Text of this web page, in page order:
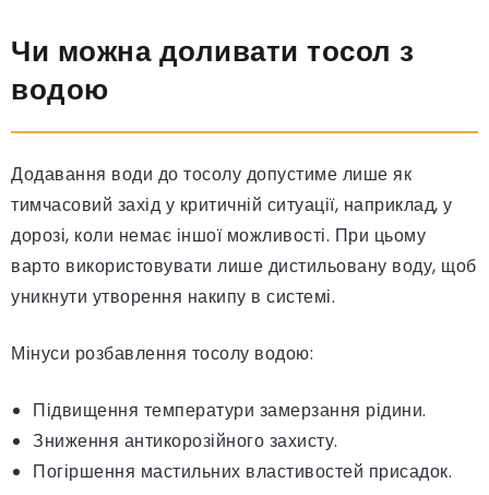
Чи можна доливати тосол з
водою
Додавання води до тосолу допустиме лише як
тимчасовий захід у критичній ситуації, наприклад, у
дорозі, коли немає іншої можливості. При цьому
варто використовувати лише дистильовану воду, щоб
уникнути утворення накипу в системі.
Мінуси розбавлення тосолу водою:
Підвищення температури замерзання рідини.
Зниження антикорозійного захисту.
Погіршення мастильних властивостей присадок.